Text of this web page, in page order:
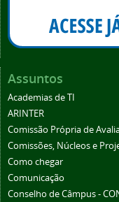
Assuntos
Academias de TI
ARINTER
Comissão Própria de
Comissões, Núcleos e
Como chegar
Comunicação
Conselho de Câmpus -